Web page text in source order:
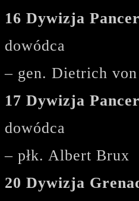
16 Dywizja
dowódca
– gen. Dietrich
17 Dywizja
dowódca
– płk. Albert Brux
20 Dywizja